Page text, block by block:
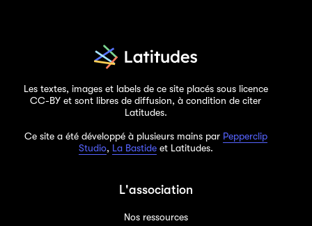
Les textes, images et labels de ce site placés sous licence
CC-BY et sont libres de diffusion, à condition de citer
Latitudes.
Ce site a été développé à plusieurs mains par Pepperclip
Studio, La Bastideet Latitudes.
L'association
Nos ressources